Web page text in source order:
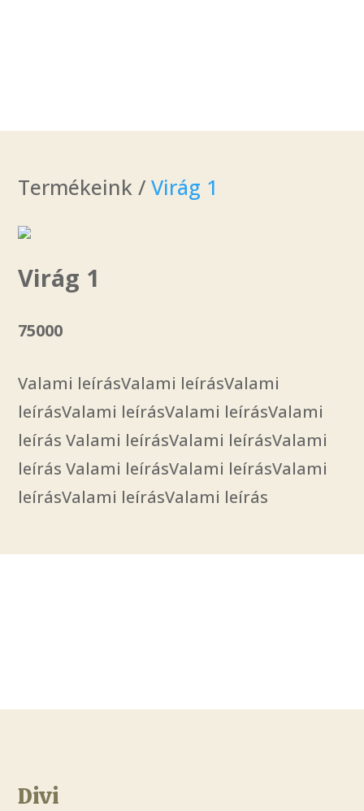
Termékeink /Virág 1
Virág 1
75000
Valami leírásValami leírásValami
leírásValami leírásValami leírásValami
leírás Valami leírásValami leírásValami
leírás Valami leírásValami leírásValami
leírásValami leírásValami leírás
Divi